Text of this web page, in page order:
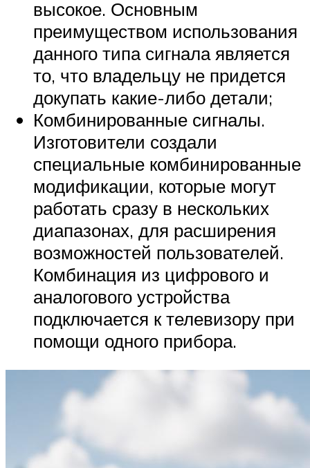
высокое. Основным
преимуществом использования
данного типа сигнала является
то, что владельцу не придется
докупать какие-либо детали;
Комбинированные сигналы.
Изготовители создали
специальные комбинированные
модификации, которые могут
работать сразу в нескольких
диапазонах, для расширения
возможностей пользователей.
Комбинация из цифрового и
аналогового устройства
подключается к телевизору при
помощи одного прибора.